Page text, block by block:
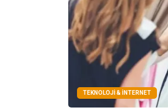
TEKNOLOJI & İNTERNET